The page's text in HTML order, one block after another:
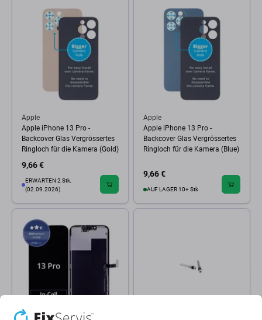
Apple
Apple iPhone 13 Pro -
Backcover Glas Vergrössertes
Ringloch für die Kamera (Gold)
9,66 €
ERWARTEN 2 Stk,
(02.09.2026)
Apple
Apple iPhone 13 Pro -
Backcover Glas Vergrössertes
Ringloch für die Kamera (Blue)
9,66 €
AUF LAGER 10+ Stk